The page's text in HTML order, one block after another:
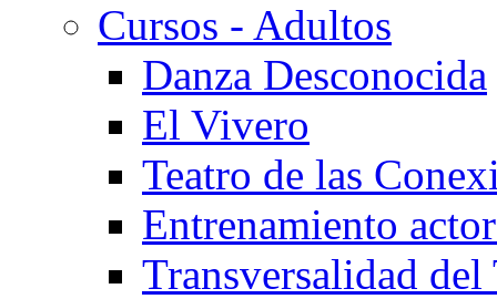
Cursos - Adultos
Danza Desconocida
El Vivero
Teatro de las
Entrenamiento
Transversalidad del